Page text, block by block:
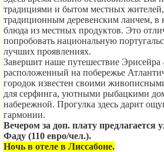
традициями и бытом местных жителей,
традиционным деревенским ланчем, в
блюда из местных продуктов. Это
попробовать национальную
лучших проявлениях.
Завершит наше путешествие
расположенный на побережье
городок известен своими
для серфинга, уютными рыбацкими
набережной. Прогулка здесь дарит
гармонии.
Вечером за доп. плату предлагается
Фаду (110 евро/чел.).
Ночь в отеле в Лиссабоне.